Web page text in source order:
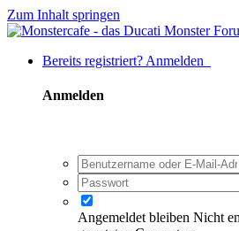
Zum Inhalt springen
Bereits registriert? Anmelden
Anmelden
Angemeldet bleiben Nicht